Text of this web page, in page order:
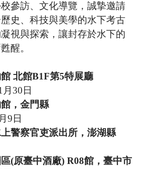
參訪、文化導覽，誠摯邀請
史、科技與美學的水下考古
視與探索， 讓封存於水下的
醒。
北館B1F第5特展廳
30日
，金門縣
9日
警察官吏派出所，澎湖縣
(原臺中酒廠) R08館，臺中市